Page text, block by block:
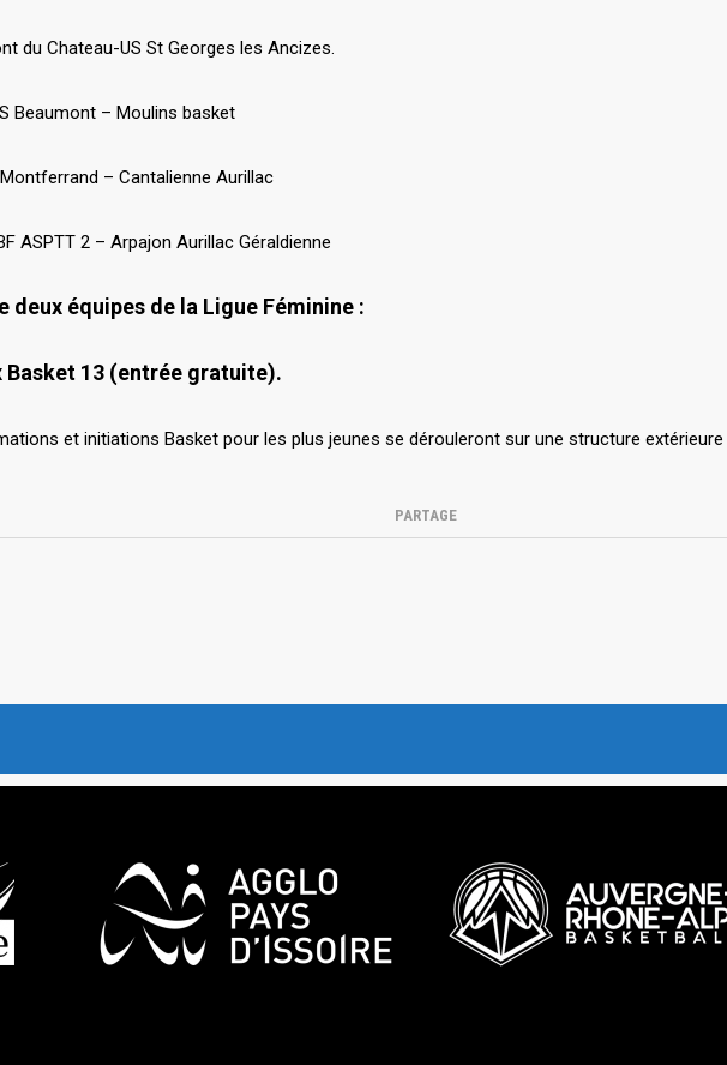
US St Georges les Ancizes.
Beaumont – Moulins basket
Cantalienne Aurillac
Aurillac Géraldienne
deux équipes de la Ligue Féminine :
Basket 13 (entrée gratuite).
et initiations Basket pour les plus jeunes se dérouleront sur une structure extérieure
PARTAGE